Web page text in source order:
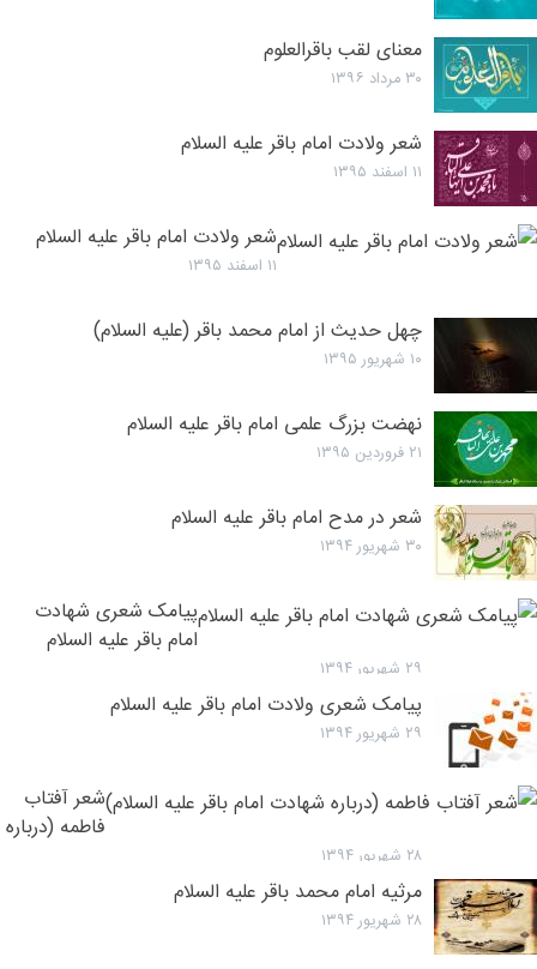
معنای لقب باقرالعلوم
۳۰ مرداد ۱۳۹۶
شعر ولادت امام باقر علیه السلام
۱۱ اسفند ۱۳۹۵
شعر ولادت امام باقر علیه السلام
۱۱ اسفند ۱۳۹۵
چهل حدیث از امام محمد باقر (علیه السلام)
۱۰ شهریور ۱۳۹۵
نهضت بزرگ علمى امام باقر علیه السلام
۲۱ فروردین ۱۳۹۵
شعر در مدح امام باقر علیه السلام
۳۰ شهریور ۱۳۹۴
پیامک شعری شهادت
امام باقر علیه السلام
۲۹ شهریور ۱۳۹۴
پیامک شعری ولادت امام باقر علیه السلام
۲۹ شهریور ۱۳۹۴
شعر آفتاب
فاطمه (درباره
۲۸ شهریور ۱۳۹۴
مرثیه امام محمد باقر علیه السلام
۲۸ شهریور ۱۳۹۴